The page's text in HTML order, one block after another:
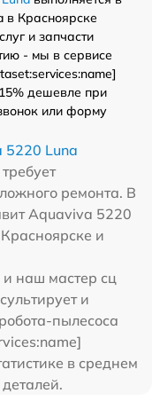
в Красноярске
и запчасти
- мы в сервисе
дешевле при
или форму
5220 Luna
ремонта. В
Aquaviva 5220
и
и наш мастер сц
и
пылесоса
в среднем